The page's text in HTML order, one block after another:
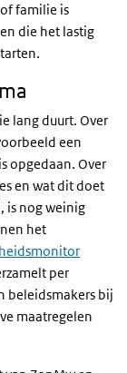
familie is
die het lastig
lang duurt. Over
een
opgedaan. Over
en wat dit doet
is nog weinig
het
per
beleidsmakers bij
maatregelen